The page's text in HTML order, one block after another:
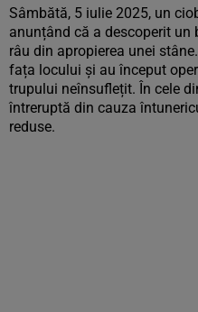
Sâmbătă, 5 iulie 2025, un
anunțând că a descoperit un
râu din apropierea unei
fața locului și au început
trupului neînsuflețit. În cele
întreruptă din cauza
reduse.